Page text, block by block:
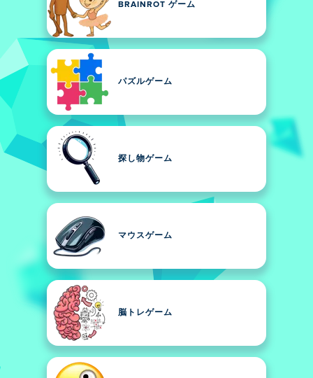
BRAINROT ゲーム
パズルゲーム
探し物ゲーム
マウスゲーム
脳トレゲーム